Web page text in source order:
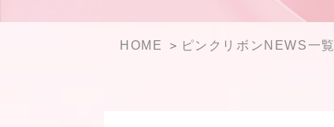
HOME ピンクリボンNEWS一覧